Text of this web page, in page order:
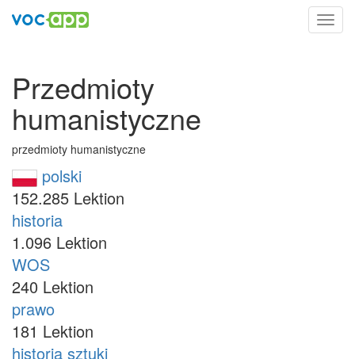
Przedmioty
humanistyczne
przedmioty humanistyczne
polski
152.285 Lektion
historia
1.096 Lektion
WOS
240 Lektion
prawo
181 Lektion
historia sztuki